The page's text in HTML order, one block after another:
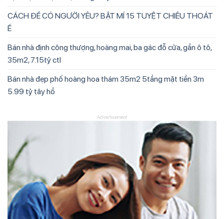
CÁCH ĐỂ CÓ NGƯỜI YÊU? BẬT MÍ 15 TUYỆT CHIÊU THOÁT
Ế
Bán nhà định công thượng, hoàng mai, ba gác đỗ cửa, gần ô tô,
35m2, 7.15tỷ ctl
Bán nhà đẹp phố hoàng hoa thám 35m2 5tầng mặt tiền 3m
5.99 tỷ tây hồ
Advertisement